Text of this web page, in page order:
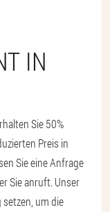
IN
Sie 50%
Preis in
Sie eine Anfrage
Sie anruft. Unser
um die